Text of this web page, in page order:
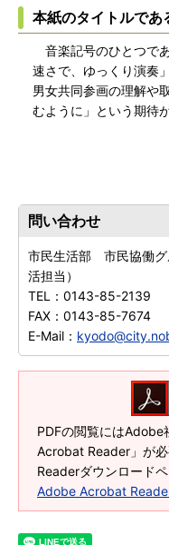
本紙のタイトルであ
音楽記号のひとつで
速さで、ゆっくり演奏
男女共同参画の理解や
むように」という期待
問い合わせ
市民生活部 市民協働
活担当）
TEL： 0143-85-2139
FAX： 0143-85-7674
E-Mail：
PDFの閲覧には
Acrobat Reader」が
Readerダウンロード
Adobe Acrobat